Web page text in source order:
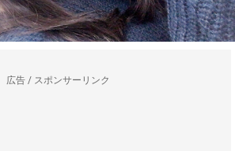
広告 / スポンサーリンク